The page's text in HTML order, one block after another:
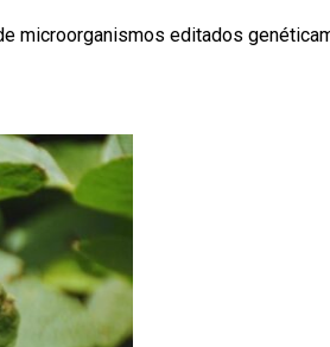
microorganismos editados